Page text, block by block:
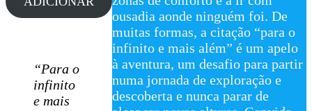
“Para o
infinito
e mais
ousadia aonde ninguém foi. De
muitas formas, a citação “para o
infinito e mais além” é um apelo
à aventura, um desafio para partir
numa jornada de exploração e
descoberta e nunca parar de